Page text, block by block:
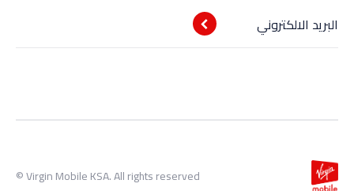
البريد الالكتروني
Virgin Mobile KSA. All rights reserved ©